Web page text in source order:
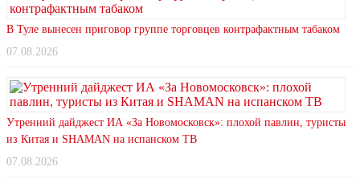
В Туле вынесен приговор группе торговцев контрафактным табаком
07.08.2026
Утренний дайджест ИА «За Новомосковск»: плохой павлин, туристы
из Китая и SHAMAN на испанском ТВ
07.08.2026